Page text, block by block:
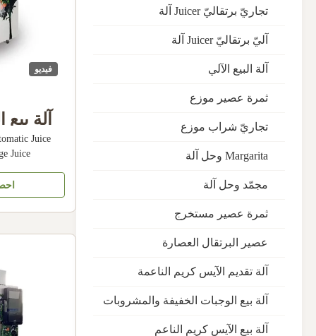
تجاريّ برتقاليّ Juicer آلة
آليّ برتقاليّ Juicer آلة
آلة البيع الآلي
ثمرة عصير موزع
تجاريّ شراب موزع
Margarita وحل آلة
مجمّد وحل آلة
ثمرة عصير مستخرج
عصير البرتقال العصارة
آلة تقديم الآيس كريم الناعمة
آلة بيع الوجبات الخفيفة والمشروبات
آلة بيع الآيس كريم الناعم
فيديو
آلة
ذاتJuice
Juice
orange
media,
door, an